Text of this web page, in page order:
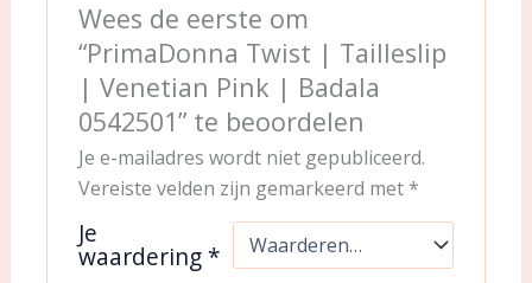
Wees de eerste om
“PrimaDonna Twist | Tailleslip
| Venetian Pink | Badala
0542501” te beoordelen
Je e-mailadres wordt niet gepubliceerd.
Vereiste velden zijn gemarkeerd met *
Je
waardering *